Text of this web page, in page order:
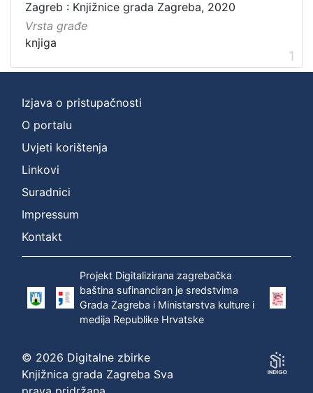
Zagreb : Knjižnice grada Zagreba, 2020
Vrsta građe
knjiga
1
Izjava o pristupačnosti
O portalu
Uvjeti korištenja
Linkovi
Suradnici
Impressum
Kontakt
Projekt Digitalizirana zagrebačka
baština sufinanciran je sredstvima
Grada Zagreba i Ministarstva kulture i
medija Republike Hrvatske
© 2026 Digitalne zbirke
Knjižnica grada Zagreba Sva